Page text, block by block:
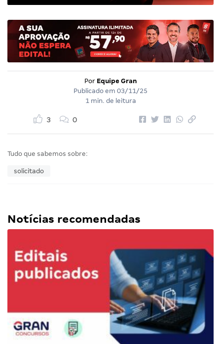
Por Equipe Gran
Publicado em 03/11/25
1 min. de leitura
3 0
Tudo que sabemos sobre:
solicitado
Notícias recomendadas